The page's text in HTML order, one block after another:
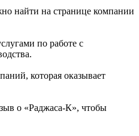
найти на странице компании
по работе с
которая оказывает
о «Раджаса-К», чтобы